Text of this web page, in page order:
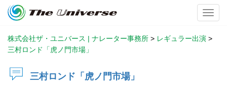
株式会社ザ・ユニバース | ナレーター事務所 > レギュラー出演 >
三村ロンド「虎ノ門市場」
三村ロンド「虎ノ門市場」